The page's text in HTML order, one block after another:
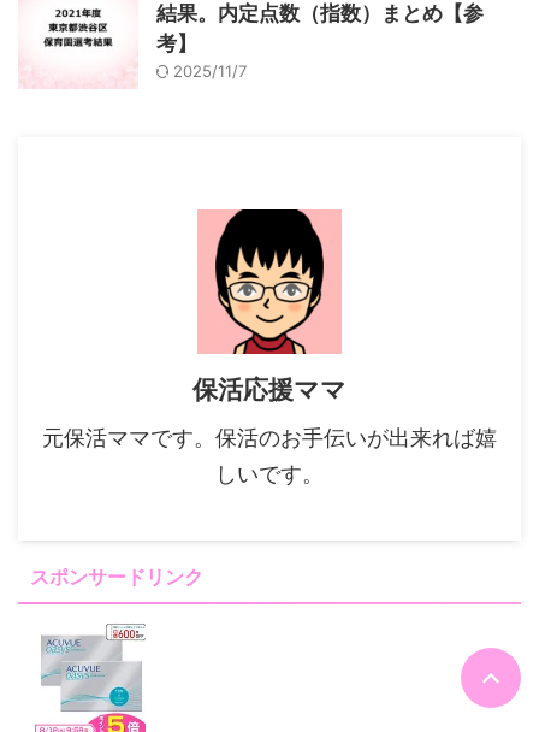
結果。内定点数（指数）まとめ【参
考】
2025/11/7
保活応援ママ
元保活ママです。保活のお手伝いが出来れば嬉
しいです。
スポンサードリンク